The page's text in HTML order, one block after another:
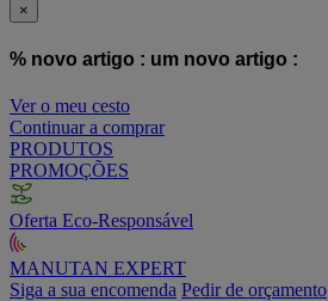
×
% novo artigo : um novo artigo :
Ver o meu cesto
Continuar a comprar
PRODUTOS
PROMOÇÕES
Oferta Eco-Responsável
MANUTAN EXPERT
Siga a sua encomenda Pedir de orçamento